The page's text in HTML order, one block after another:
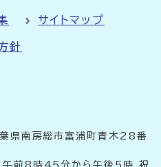
サイトマップ
針
南房総市富浦町青木28番
午前8時45分から午後5時 祝